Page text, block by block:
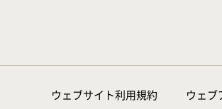
ウェブサイト利用規約 ウェブ